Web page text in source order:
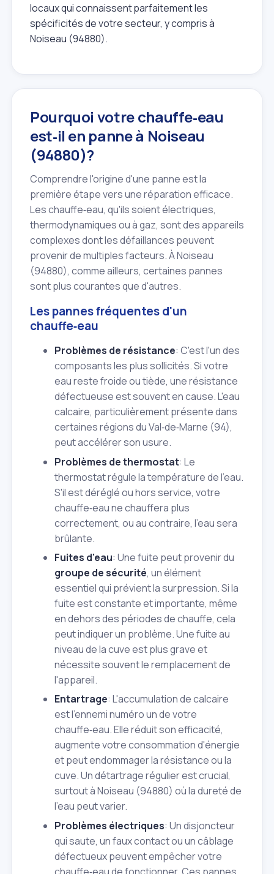
locaux qui connaissent parfaitement les
spécificités de votre secteur, y compris à
Noiseau (94880).
Pourquoi votre chauffe‑eau
est‑il en panne à Noiseau
(94880)?
Comprendre l'origine d'une panne est la
première étape vers une réparation efficace.
Les chauffe‑eau, qu'ils soient électriques,
thermodynamiques ou à gaz, sont des appareils
complexes dont les défaillances peuvent
provenir de multiples facteurs. À Noiseau
(94880), comme ailleurs, certaines pannes
sont plus courantes que d'autres.
Les pannes fréquentes d'un
chauffe‑eau
Problèmes de résistance: C'est l'un des
composants les plus sollicités. Si votre
eau reste froide ou tiède, une résistance
défectueuse est souvent en cause. L'eau
calcaire, particulièrement présente dans
certaines régions du Val‑de‑Marne (94),
peut accélérer son usure.
Problèmes de thermostat: Le
thermostat régule la température de l'eau.
S'il est déréglé ou hors service, votre
chauffe‑eau ne chauffera plus
correctement, ou au contraire, l'eau sera
brûlante.
Fuites d'eau: Une fuite peut provenir du
groupe de sécurité, un élément
essentiel qui prévient la surpression. Si la
fuite est constante et importante, même
en dehors des périodes de chauffe, cela
peut indiquer un problème. Une fuite au
niveau de la cuve est plus grave et
nécessite souvent le remplacement de
l'appareil.
Entartrage: L'accumulation de calcaire
est l'ennemi numéro un de votre
chauffe‑eau. Elle réduit son efficacité,
augmente votre consommation d'énergie
et peut endommager la résistance ou la
cuve. Un détartrage régulier est crucial,
surtout à Noiseau (94880) où la dureté de
l'eau peut varier.
Problèmes électriques: Un disjoncteur
qui saute, un faux contact ou un câblage
défectueux peuvent empêcher votre